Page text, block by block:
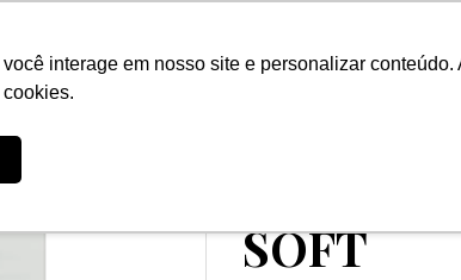
interage em nosso site e personalizar conteúdo.
SOFT